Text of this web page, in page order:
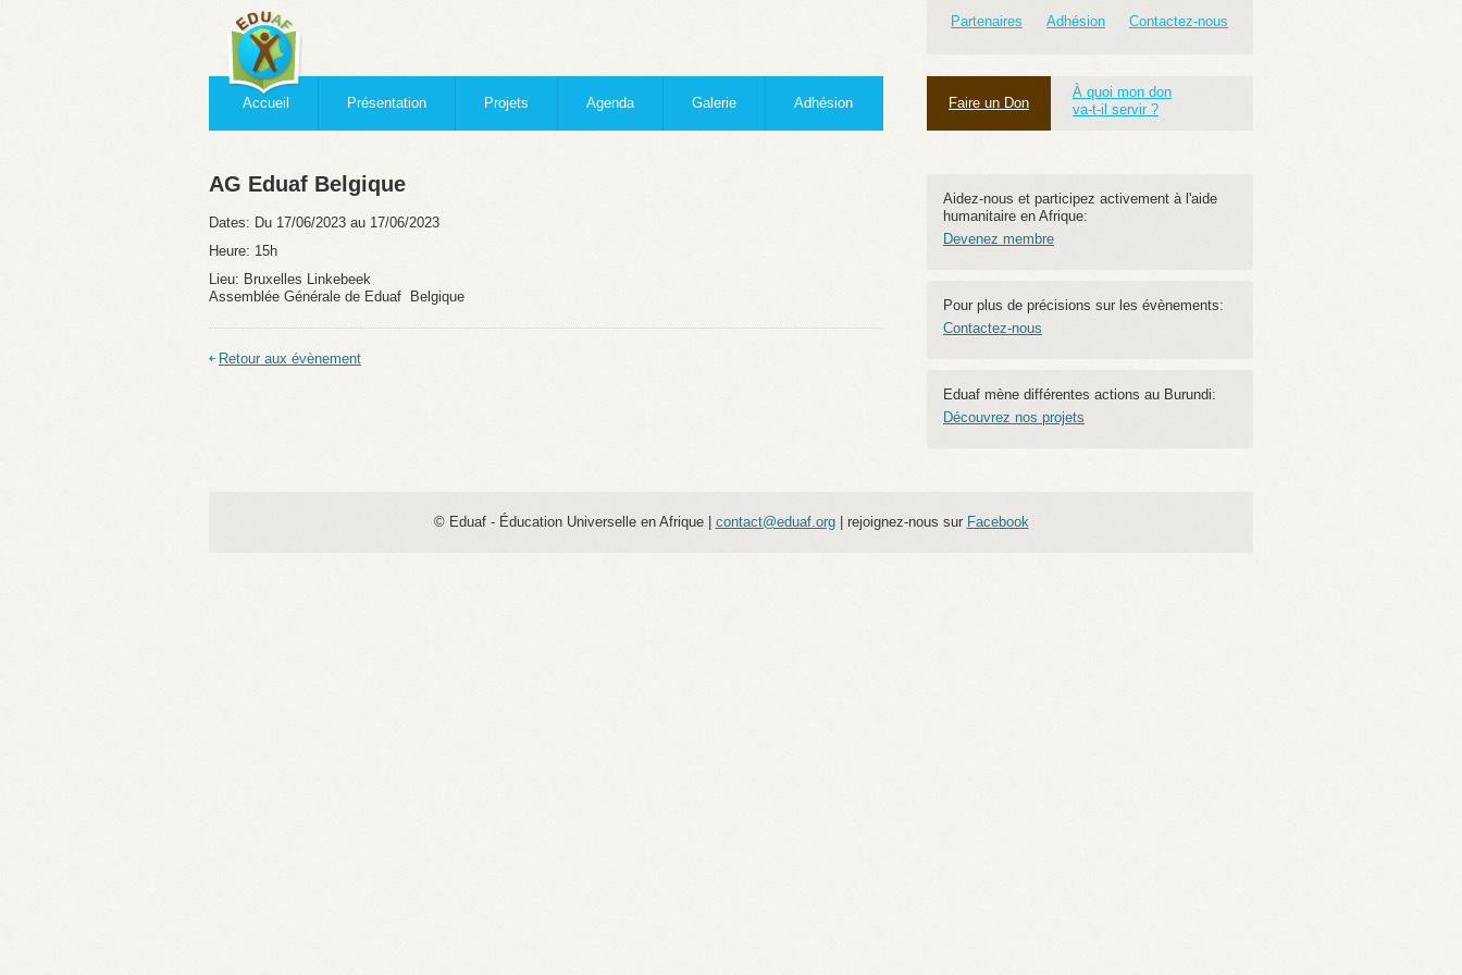
Partenaires Adhésion Contactez-nous
Accueil Présentation Projets Agenda Galerie Adhésion Faire un Don
À quoi mon don
va-t-il servir ?
AG Eduaf Belgique
Dates: Du 17/06/2023 au 17/06/2023
Heure: 15h
Lieu: Bruxelles Linkebeek
Assemblée Générale de Eduaf Belgique
Retour aux évènement
Aidez-nous et participez activement à l'aide
humanitaire en Afrique:
Devenez membre
Pour plus de précisions sur les évènements:
Contactez-nous
Eduaf mène différentes actions au Burundi:
Découvrez nos projets
© Eduaf - Éducation Universelle en Afrique| contact@eduaf.org| rejoignez-nous sur Facebook